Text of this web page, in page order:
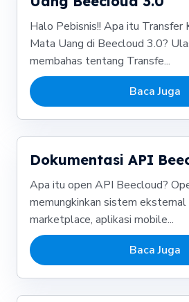
Halo Pebisnis!! Apa itu Transfer
Mata Uang di Beecloud 3.0?
membahas tentang Transfe...
Baca Juga
Dokumentasi API
Apa itu open API Beecloud?
memungkinkan sistem
marketplace, aplikasi mobile...
Baca Juga